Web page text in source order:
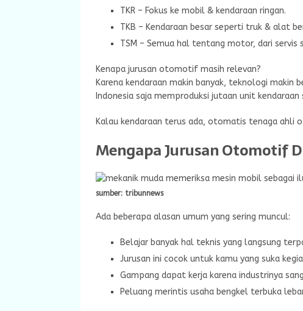
TKR – Fokus ke mobil & kendaraan ringan.
TKB – Kendaraan besar seperti truk & alat
TSM – Semua hal tentang motor, dari servis
Kenapa jurusan otomotif masih relevan?
Karena kendaraan makin banyak, teknologi makin
Indonesia saja memproduksi jutaan unit
Kalau kendaraan terus ada, otomatis tenaga ahli
Mengapa Jurusan Otomotif
sumber: tribunnews
Ada beberapa alasan umum yang sering muncul:
Belajar banyak hal teknis yang langsung
Jurusan ini cocok untuk kamu yang suka
Gampang dapat kerja karena industrinya
Peluang merintis usaha bengkel terbuka